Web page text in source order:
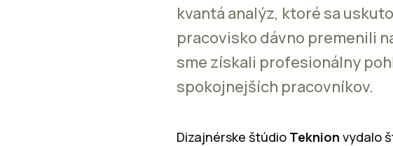
kvantá analýz, ktoré sa
pracovisko dávno premenili
sme získali profesionálny
spokojnejších pracovníkov.
Dizajnérske štúdio Teknion vydalo